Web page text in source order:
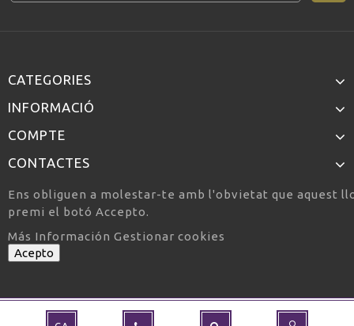
CATEGORIES
INFORMACIÓ
COMPTE
CONTACTES
Ens obliguen a molestar-te amb l'obvietat que aquest
premi el botó Accepto.
Más Información Gestionar cookies
Acepto